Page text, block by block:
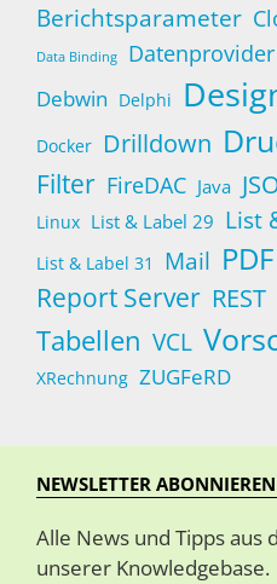
Berichtsparameter
Data Binding Datenprovider
Debwin Delphi
Docker Drilldown
Filter FireDAC Java
Linux List & Label 29 List
List & Label 31 Mail PDF
Report Server REST
Tabellen VCL
XRechnung ZUGFeRD
NEWSLETTER ABONNIEREN
Alle News und Tipps aus
unserer Knowledgebase.